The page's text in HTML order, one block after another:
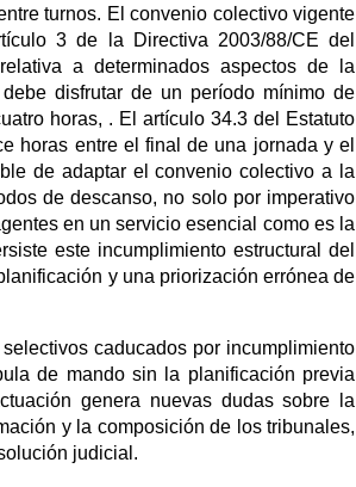
turnos. El convenio colectivo vigente
3 de la Directiva 2003/88/CE del
a determinados aspectos de la
disfrutar de un período mínimo de
horas, . El artículo 34.3 del Estatuto
horas entre el final de una jornada y el
de adaptar el convenio colectivo a la
de descanso, no solo por imperativo
en un servicio esencial como es la
este incumplimiento estructural del
y una priorización errónea de
caducados por incumplimiento
de mando sin la planificación previa
genera nuevas dudas sobre la
y la composición de los tribunales,
judicial.